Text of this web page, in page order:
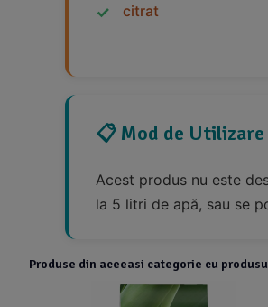
citrat
📋 Mod de Utilizare
Acest produs nu este
la 5 litri de apă, sau se
Produse din aceeasi categorie cu